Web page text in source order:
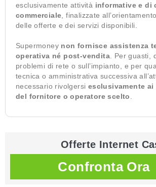
esclusivamente attività informative e di
commerciale , finalizzate
delle offerte e dei servizi disponibili.
Supermoney non fornisce assistenza
operativa né post-vendita . Per guasti,
problemi di rete o sull’impianto, e per
tecnica o amministrativa successiva
necessario rivolgersi esclusivamente
del fornitore o operatore scelto
Offerte Internet
Confronta Ora